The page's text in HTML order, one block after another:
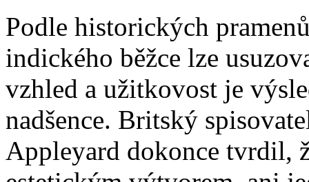
Podle historických
indického běžce lze
vzhled a užitkovost je
nadšence. Britský
Appleyard dokonce tvrdil,